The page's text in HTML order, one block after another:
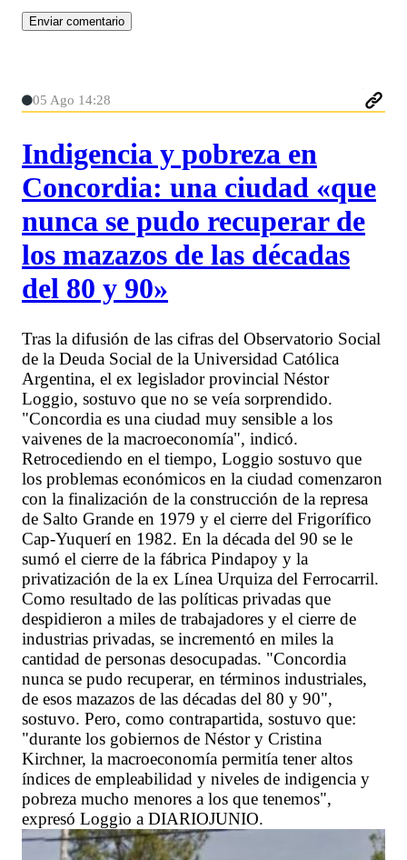
05 Ago 14:28
Indigencia y pobreza en
Concordia: una ciudad «que
nunca se pudo recuperar de
los mazazos de las décadas
del 80 y 90»
Tras la difusión de las cifras del Observatorio Social
de la Deuda Social de la Universidad Católica
Argentina, el ex legislador provincial Néstor
Loggio, sostuvo que no se veía sorprendido.
"Concordia es una ciudad muy sensible a los
vaivenes de la macroeconomía", indicó.
Retrocediendo en el tiempo, Loggio sostuvo que
los problemas económicos en la ciudad comenzaron
con la finalización de la construcción de la represa
de Salto Grande en 1979 y el cierre del Frigorífico
Cap-Yuquerí en 1982. En la década del 90 se le
sumó el cierre de la fábrica Pindapoy y la
privatización de la ex Línea Urquiza del Ferrocarril.
Como resultado de las políticas privadas que
despidieron a miles de trabajadores y el cierre de
industrias privadas, se incrementó en miles la
cantidad de personas desocupadas. "Concordia
nunca se pudo recuperar, en términos industriales,
de esos mazazos de las décadas del 80 y 90",
sostuvo. Pero, como contrapartida, sostuvo que:
"durante los gobiernos de Néstor y Cristina
Kirchner, la macroeconomía permitía tener altos
índices de empleabilidad y niveles de indigencia y
pobreza mucho menores a los que tenemos",
expresó Loggio a DIARIOJUNIO.